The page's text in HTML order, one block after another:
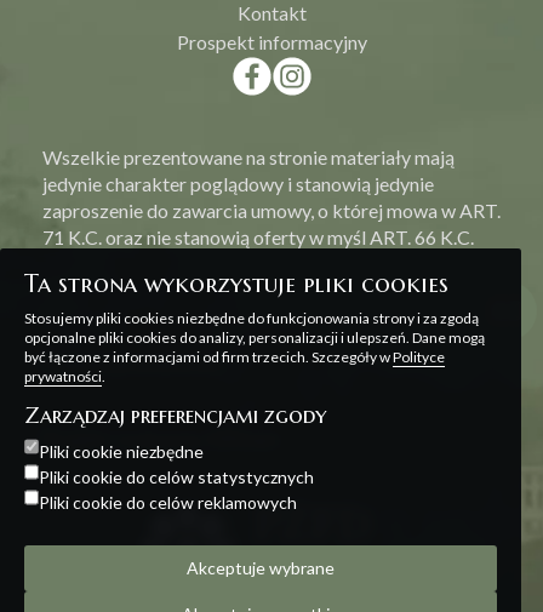
Kontakt
Prospekt informacyjny
Wszelkie prezentowane na stronie materiały mają
jedynie charakter poglądowy i stanowią jedynie
zaproszenie do zawarcia umowy, o której mowa w ART.
71 K.C. oraz nie stanowią oferty w myśl ART. 66 K.C.
Polityka prywatności
Ta strona wykorzystuje pliki cookies
Stosujemy pliki cookies niezbędne do funkcjonowania strony i za zgodą
opcjonalne pliki cookies do analizy, personalizacji i ulepszeń. Dane mogą
być łączone z informacjami od firm trzecich. Szczegóły wPolityce
prywatności.
Zarządzaj preferencjami zgody
Pliki cookie niezbędne
Pliki cookie do celów statystycznych
Pliki cookie do celów reklamowych
Akceptuje wybrane